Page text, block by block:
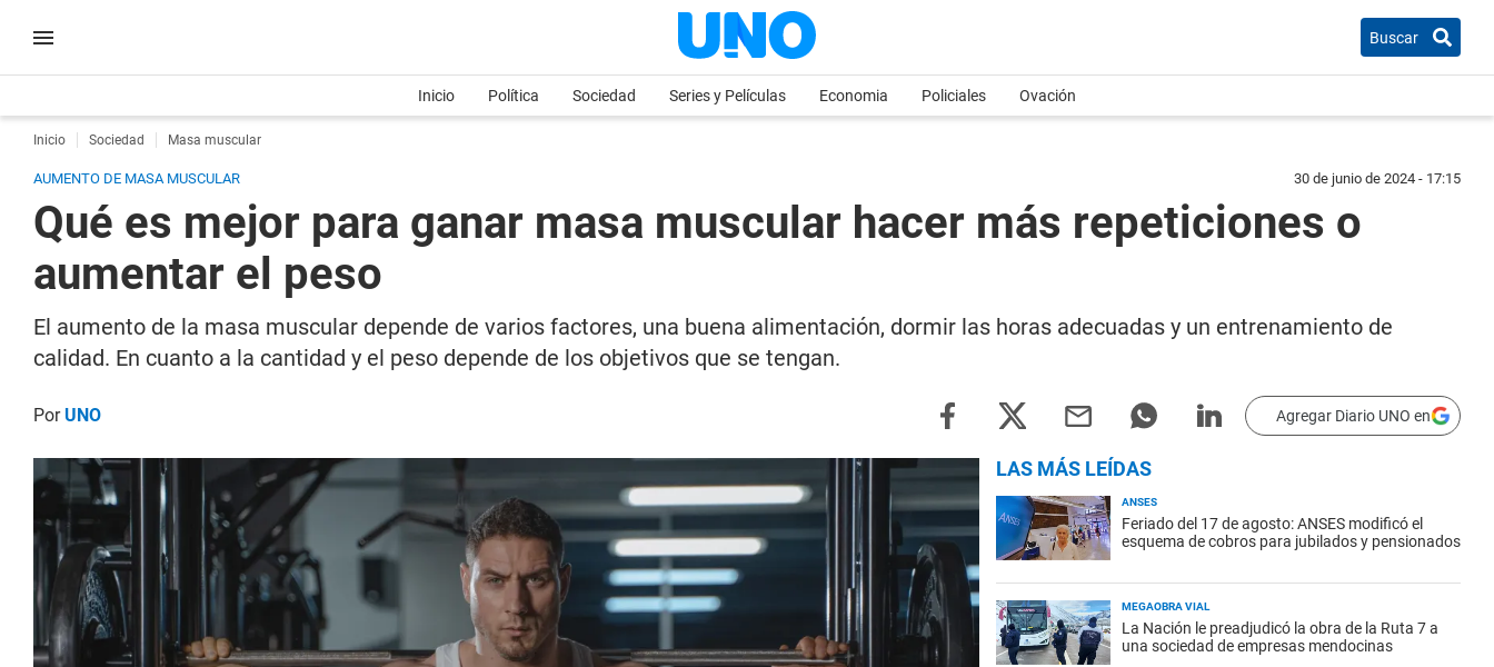
Buscar
Inicio Política Sociedad Series y Películas Economia Policiales Ovación
Inicio Sociedad Masa muscular
AUMENTO DE MASA MUSCULAR 30 de junio de 2024 - 17:15
Qué es mejor para ganar masa muscular hacer más repeticiones o
aumentar el peso
El aumento de la masa muscular depende de varios factores, una buena alimentación, dormir las horas adecuadas y un entrenamiento de
calidad. En cuanto a la cantidad y el peso depende de los objetivos que se tengan.
PorUNO Agregar Diario UNO en
LAS MÁS LEÍDAS
ANSES
Feriado del 17 de agosto: ANSES modificó el
esquema de cobros para jubilados y pensionados
MEGAOBRA VIAL
La Nación le preadjudicó la obra de la Ruta 7 a
una sociedad de empresas mendocinas